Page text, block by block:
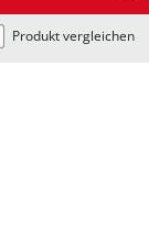
Produkt vergleichen